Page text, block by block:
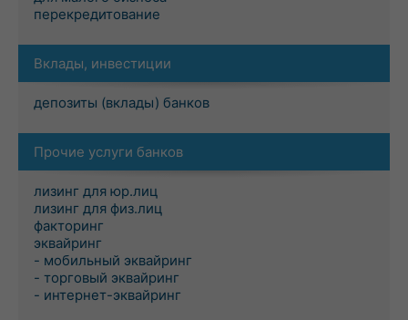
перекредитование
Вклады, инвестиции
депозиты (вклады) банков
Прочие услуги банков
лизинг для юр.лиц
лизинг для физ.лиц
факторинг
эквайринг
- мобильный эквайринг
- торговый эквайринг
- интернет-эквайринг